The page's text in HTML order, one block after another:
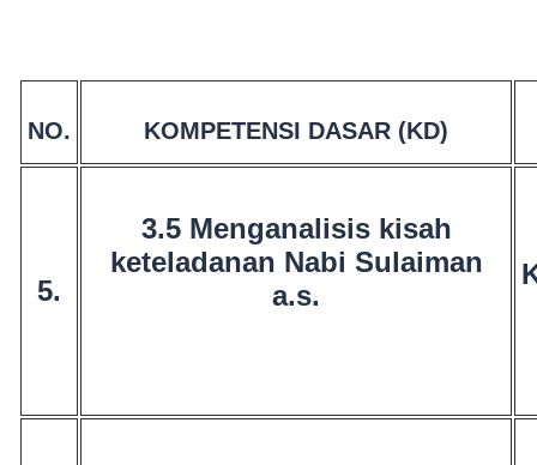
NO. KOMPETENSI DASAR (KD)
5.
3.5 Menganalisis kisah
keteladanan Nabi Sulaiman
a.s.